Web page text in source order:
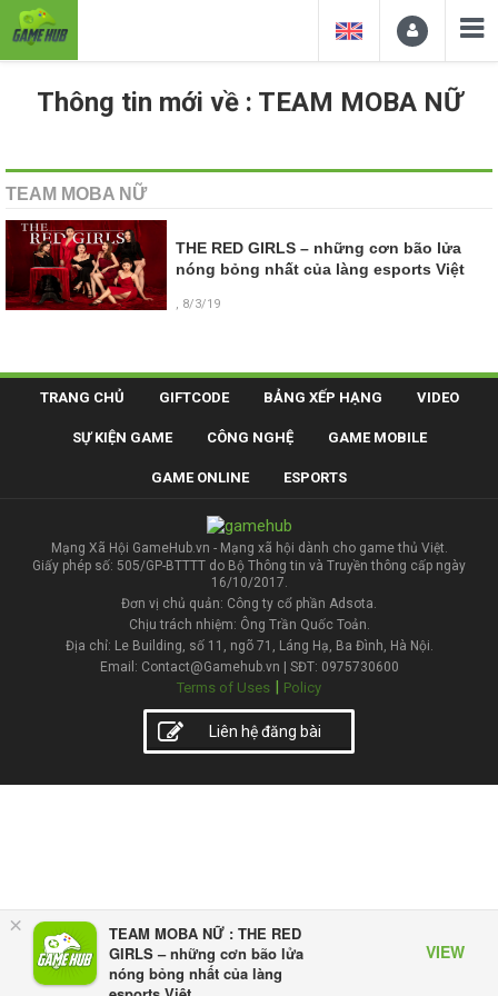
×
TEAM MOBA NỮ : THE RED
GIRLS – những cơn bão lửa
nóng bỏng nhất của làng
VIEW
Thông tin mới về : TEAM MOBA NỮ
TEAM MOBA NỮ
THE RED GIRLS – những cơn bão lửa
nóng bỏng nhất của làng esports Việt
, 8/3/19
TRANG CHỦ GIFTCODE BẢNG XẾP HẠNG VIDEO
SỰ KIỆN GAME CÔNG NGHỆ GAME MOBILE
GAME ONLINE ESPORTS
Mạng Xã Hội GameHub.vn - Mạng xã hội dành cho game thủ Việt.
Giấy phép số: 505/GP-BTTTT do Bộ Thông tin và Truyền thông cấp ngày
16/10/2017.
Đơn vị chủ quản: Công ty cổ phần Adsota.
Chịu trách nhiệm: Ông Trần Quốc Toản.
Địa chỉ: Le Building, số 11, ngõ 71, Láng Hạ, Ba Đình, Hà Nội.
Email: Contact@Gamehub.vn | SĐT: 0975730600
Terms of Uses | Policy
Liên hệ đăng bài